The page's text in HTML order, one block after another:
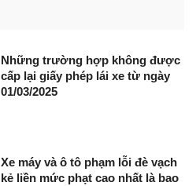
Những trường hợp không được
cấp lại giấy phép lái xe từ ngày
01/03/2025
Xe máy và ô tô phạm lỗi đè vạch
kẻ liền mức phạt cao nhất là bao